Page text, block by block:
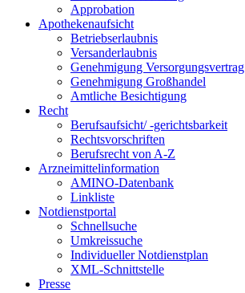
Approbation
Apothekenaufsicht
Betriebserlaubnis
Versanderlaubnis
Genehmigung Versorgungsvertrag
Genehmigung Großhandel
Amtliche Besichtigung
Recht
Berufsaufsicht/ -gerichtsbarkeit
Rechtsvorschriften
Berufsrecht von A-Z
Arzneimittelinformation
AMINO-Datenbank
Linkliste
Notdienstportal
Schnellsuche
Umkreissuche
Individueller Notdienstplan
XML-Schnittstelle
Presse